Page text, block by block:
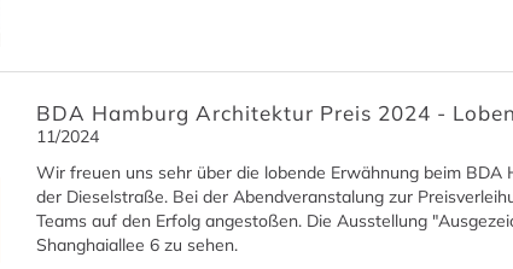
BDA Hamburg Architektur Preis 2024 -
11/2024
Wir freuen uns sehr über die lobende Erwähnung beim
der Dieselstraße. Bei der Abendveranstalung zur
Teams auf den Erfolg angestoßen. Die Ausstellung
Shanghaiallee 6 zu sehen.